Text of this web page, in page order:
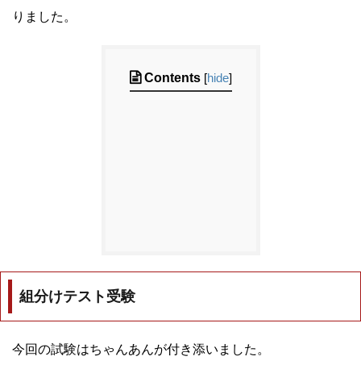
りました。
Contents [hide]
組分けテスト受験
今回の試験はちゃんあんが付き添いました。